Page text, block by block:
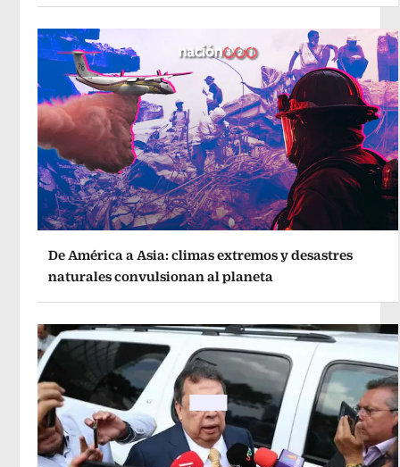
De América a Asia: climas extremos y desastres
naturales convulsionan al planeta